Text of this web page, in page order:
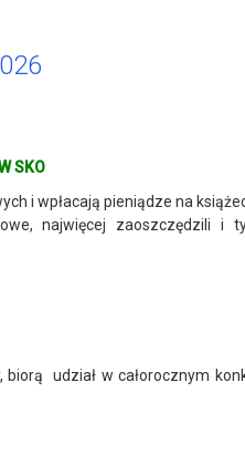
SKO
i wpłacają pieniądze na
najwięcej zaoszczędzili i
udział w całorocznym